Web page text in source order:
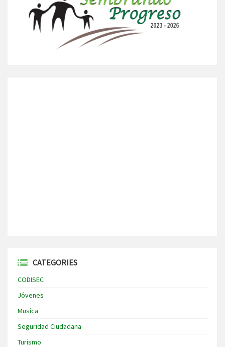
CATEGORIES
CODISEC
Jóvenes
Musica
Seguridad Ciudadana
Turismo